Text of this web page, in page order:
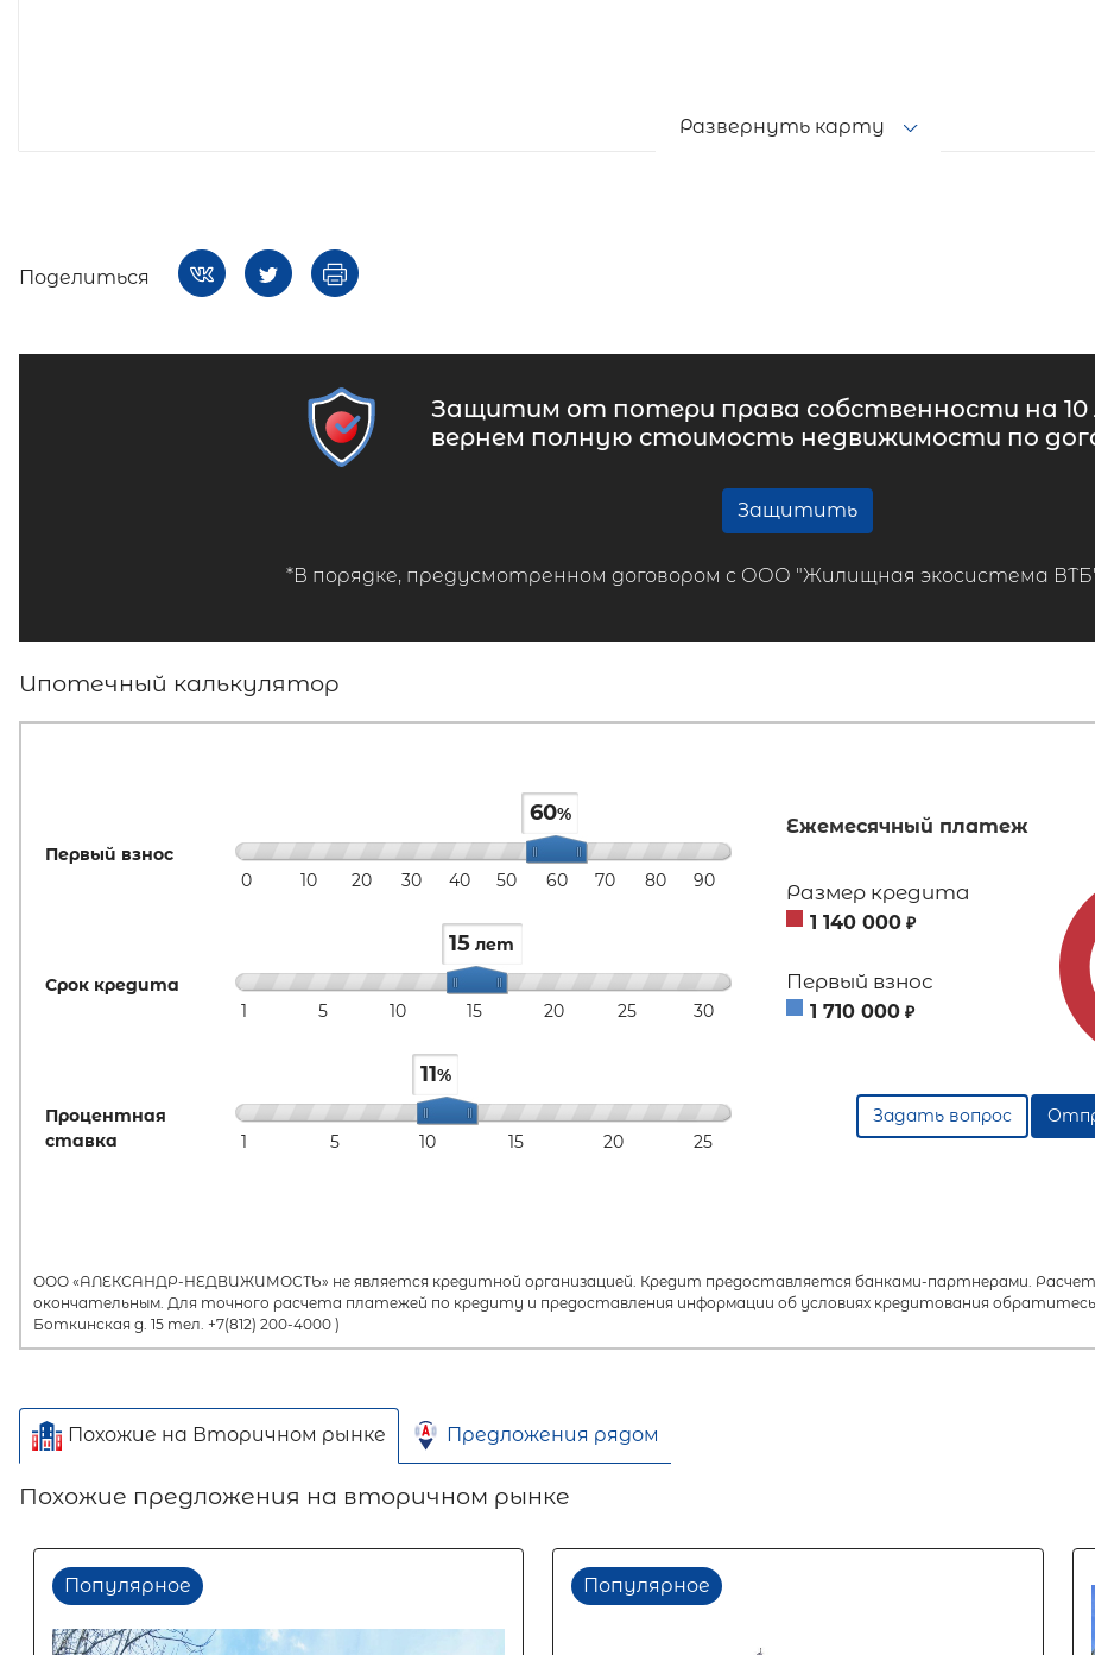
Развернуть карту
Поделиться
Защитим от потери права собственности на 10
вернем полную стоимость недвижимости по
Защитить
*В порядке, предусмотренном договором с ООО "Жилищная экосистема ВТБ",
Ипотечный калькулятор
Первый взнос
60%
0 10 20 30 40 50 60 70 80 90
Срок кредита
15 лет
1 5 10 15 20 25 30
Процентная
ставка
11%
1 5 10 15 20 25
Ежемесячный платеж
Размер кредита
1 140 000 ₽
Первый взнос
1 710 000 ₽
Задать вопрос
ООО «АЛЕКСАНДР-НЕДВИЖИМОСТЬ» не является кредитной организацией. Кредит предоставляется банками-партнерами.
окончательным. Для точного расчета платежей по кредиту и предоставления информации об условиях кредитования
Боткинская д. 15 тел. +7(812) 200-4000 )
Похожие на Вторичном рынке Предложения рядом
Похожие предложения на вторичном рынке
Популярное Популярное